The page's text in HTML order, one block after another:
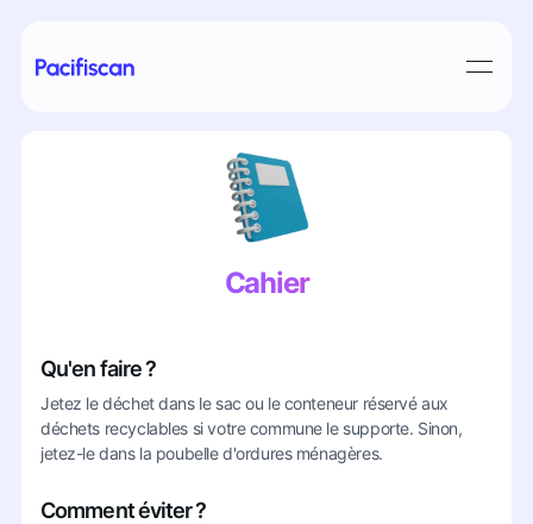
Cahier
Qu'en faire ?
Jetez le déchet dans le sac ou le conteneur réservé aux
déchets recyclables si votre commune le supporte. Sinon,
jetez-le dans la poubelle d'ordures ménagères.
Comment éviter ?